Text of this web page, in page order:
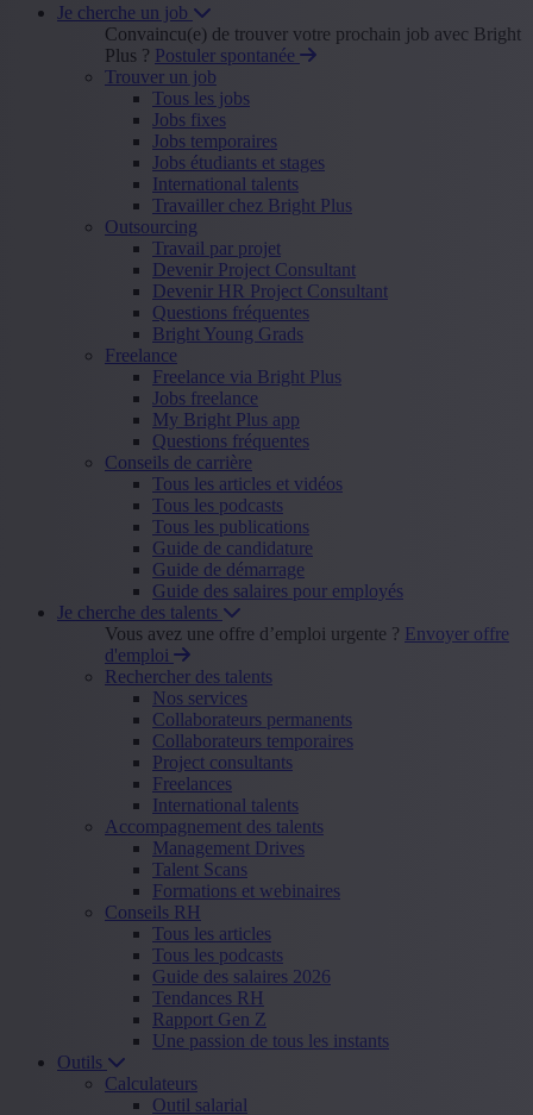
Je cherche un job
Convaincu(e) de trouver votre prochain job avec Bright
Plus ? Postuler spontanée
Trouver un job
Tous les jobs
Jobs fixes
Jobs temporaires
Jobs étudiants et stages
International talents
Travailler chez Bright Plus
Outsourcing
Travail par projet
Devenir Project Consultant
Devenir HR Project Consultant
Questions fréquentes
Bright Young Grads
Freelance
Freelance via Bright Plus
Jobs freelance
My Bright Plus app
Questions fréquentes
Conseils de carrière
Tous les articles et vidéos
Tous les podcasts
Tous les publications
Guide de candidature
Guide de démarrage
Guide des salaires pour employés
Je cherche des talents
Vous avez une offre d’emploi urgente ? Envoyer offre
d'emploi
Rechercher des talents
Nos services
Collaborateurs permanents
Collaborateurs temporaires
Project consultants
Freelances
International talents
Accompagnement des talents
Management Drives
Talent Scans
Formations et webinaires
Conseils RH
Tous les articles
Tous les podcasts
Guide des salaires 2026
Tendances RH
Rapport Gen Z
Une passion de tous les instants
Outils
Calculateurs
Outil salarial